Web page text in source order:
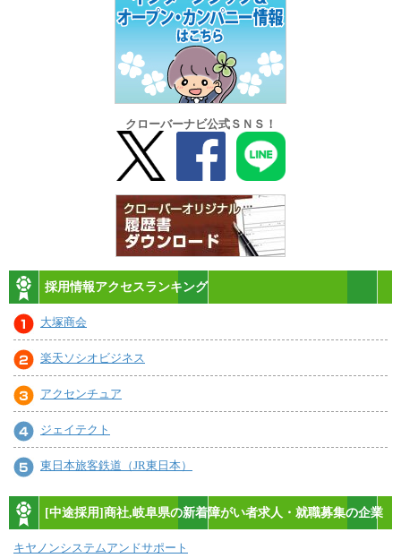
クローバーナビ公式ＳＮＳ！
採用情報アクセスランキング
大塚商会
楽天ソシオビジネス
アクセンチュア
ジェイテクト
東日本旅客鉄道（JR東日本）
[中途採用]商社,岐阜県の新着障がい者求人・就職募集の企業
キヤノンシステムアンドサポート